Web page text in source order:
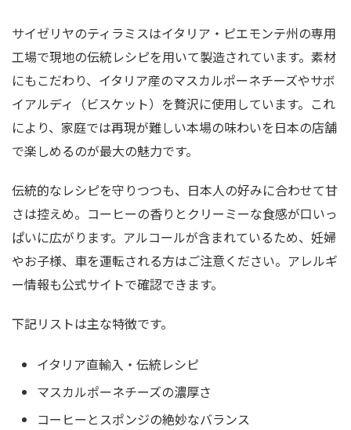
サイゼリヤのティラミスはイタリア・ピエモンテ州の専用
工場で現地の伝統レシピを用いて製造されています。素材
にもこだわり、イタリア産のマスカルポーネチーズやサボ
イアルディ（ビスケット）を贅沢に使用しています。これ
により、家庭では再現が難しい本場の味わいを日本の店舗
で楽しめるのが最大の魅力です。
伝統的なレシピを守りつつも、日本人の好みに合わせて甘
さは控えめ。コーヒーの香りとクリーミーな食感が口いっ
ぱいに広がります。アルコールが含まれているため、妊婦
やお子様、車を運転される方はご注意ください。アレルギ
ー情報も公式サイトで確認できます。
下記リストは主な特徴です。
イタリア直輸入・伝統レシピ
マスカルポーネチーズの濃厚さ
コーヒーとスポンジの絶妙なバランス